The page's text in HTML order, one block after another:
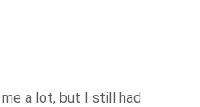
a lot, but I still had